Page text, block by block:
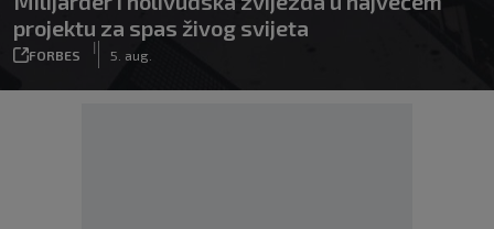
projektu za spas živog svijeta
FORBES
|
5. aug.